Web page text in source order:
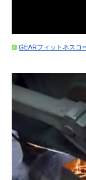
GEARフィットネスコ